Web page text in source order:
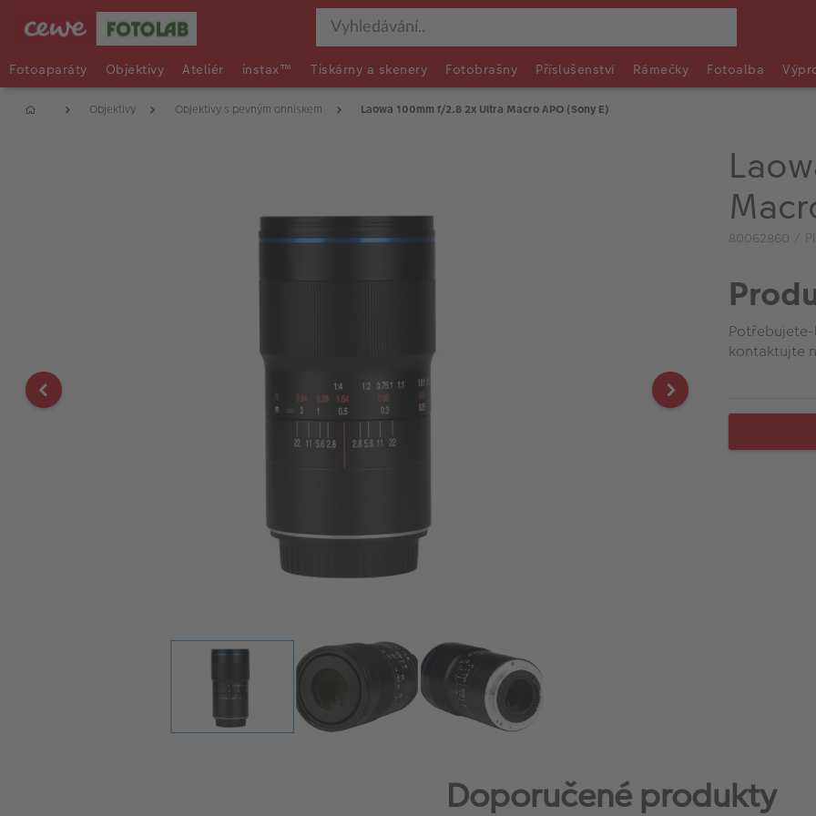
Fotoaparáty Objektivy Ateliér instax™ Tiskárny a skenery Fotobrašny Příslušenství Rámečky Fotoalba
Objektivy Objektivy s pevným ohniskem Laowa 100mm f/2.8 2x Ultra Macro APO (Sony E)
80062860 /
kontaktujte
Doporučené produkty